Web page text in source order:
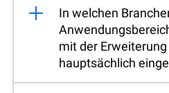
In welchen
mit der
hauptsächlich